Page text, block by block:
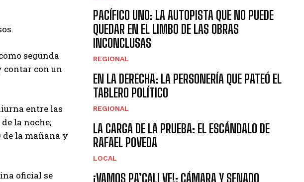
segunda
contar con un
entre las
la noche;
de la mañana y
oficial se
PACÍFICO UNO: LA AUTOPISTA QUE NO PUEDE
QUEDAR EN EL LIMBO DE LAS OBRAS
INCONCLUSAS
REGIONAL
EN LA DERECHA: LA PERSONERÍA QUE PATEÓ EL
TABLERO POLÍTICO
REGIONAL
LA CARGA DE LA PRUEBA: EL ESCÁNDALO DE
RAFAEL POVEDA
LOCAL
¡VAMOS PA’CALI VE!: CÁMARA Y SENADO